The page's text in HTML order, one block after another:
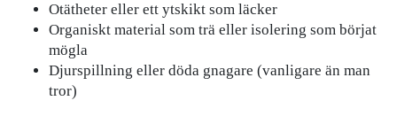
Otätheter eller ett ytskikt som läcker
Organiskt material som trä eller isolering som börjat
mögla
Djurspillning eller döda gnagare (vanligare än man
tror)